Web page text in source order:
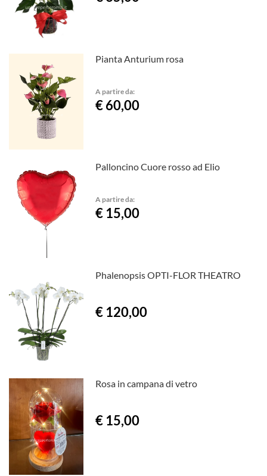
Pianta Anturium rosa
A partire da:
€ 60,00
Palloncino Cuore rosso ad Elio
A partire da:
€ 15,00
Phalenopsis OPTI-FLOR THEATRO
€ 120,00
Rosa in campana di vetro
€ 15,00